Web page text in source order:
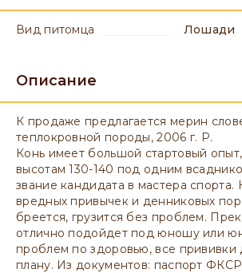
вид питомца Лошади
Описание
К продаже предлагается мерин
теплокровной породы, 2006 г. Р.
Конь имеет большой стартовый
высотам 130-140 под одним
звание кандидата в мастера спорта.
вредных привычек и денниковых
бреется, грузится без проблем.
отлично подойдет под юношу или
проблем по здоровью, все прививки
плану. Из документов: паспорт